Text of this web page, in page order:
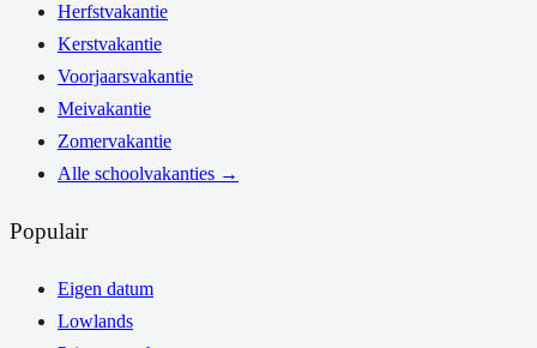
Herfstvakantie
Kerstvakantie
Voorjaarsvakantie
Meivakantie
Zomervakantie
Alle schoolvakanties →
Populair
Eigen datum
Lowlands